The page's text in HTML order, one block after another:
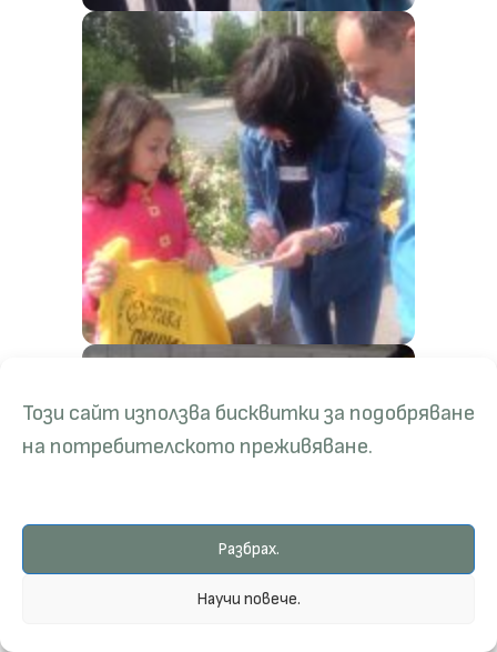
Този сайт използва бисквитки за подобряване
на потребителското преживяване.
Разбрах.
Научи повече.